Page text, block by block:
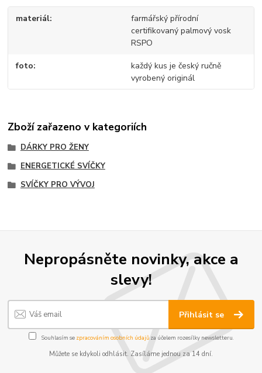
materiál
farmářský přírodní
certifikovaný palmový vosk
RSPO
foto
každý kus je český ručně
vyrobený originál
Zboží zařazeno v kategoriích
DÁRKY PRO ŽENY
ENERGETICKÉ SVÍČKY
SVÍČKY PRO VÝVOJ
Nepropásněte novinky, akce a
slevy!
Přihlásit se
Souhlasím se zpracováním osobních údajůza účelem rozesílky newsletteru.
Můžete se kdykoli odhlásit. Zasíláme jednou za 14 dní.